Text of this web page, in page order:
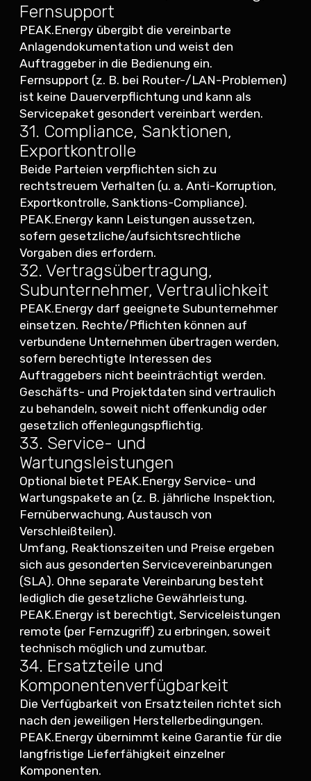
Fernsupport
PEAK.Energy übergibt die vereinbarte
Anlagendokumentation und weist den
Auftraggeber in die Bedienung ein.
Fernsupport (z. B. bei Router-/LAN-Problemen)
ist keine Dauerverpflichtung und kann als
Servicepaket gesondert vereinbart werden.
31. Compliance, Sanktionen,
Exportkontrolle
Beide Parteien verpflichten sich zu
rechtstreuem Verhalten (u. a. Anti-Korruption,
Exportkontrolle, Sanktions-Compliance).
PEAK.Energy kann Leistungen aussetzen,
sofern gesetzliche/aufsichtsrechtliche
Vorgaben dies erfordern.
32. Vertragsübertragung,
Subunternehmer, Vertraulichkeit
PEAK.Energy darf geeignete Subunternehmer
einsetzen. Rechte/Pflichten können auf
verbundene Unternehmen übertragen werden,
sofern berechtigte Interessen des
Auftraggebers nicht beeinträchtigt werden.
Geschäfts- und Projektdaten sind vertraulich
zu behandeln, soweit nicht offenkundig oder
gesetzlich offenlegungspflichtig.
33. Service- und
Wartungsleistungen
Optional bietet PEAK.Energy Service- und
Wartungspakete an (z. B. jährliche Inspektion,
Fernüberwachung, Austausch von
Verschleißteilen).
Umfang, Reaktionszeiten und Preise ergeben
sich aus gesonderten Servicevereinbarungen
(SLA). Ohne separate Vereinbarung besteht
lediglich die gesetzliche Gewährleistung.
PEAK.Energy ist berechtigt, Serviceleistungen
remote (per Fernzugriff) zu erbringen, soweit
technisch möglich und zumutbar.
34. Ersatzteile und
Komponentenverfügbarkeit
Die Verfügbarkeit von Ersatzteilen richtet sich
nach den jeweiligen Herstellerbedingungen.
PEAK.Energy übernimmt keine Garantie für die
langfristige Lieferfähigkeit einzelner
Komponenten.